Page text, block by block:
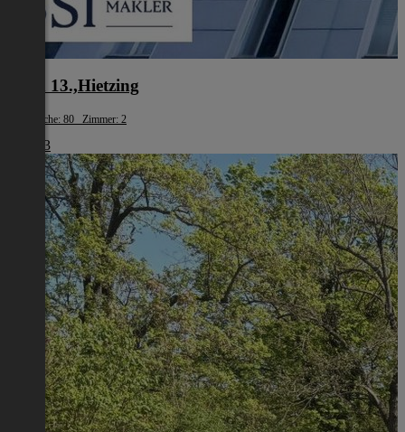
Wien 13.,Hietzing
Wohnfläche: 80 Zimmer: 2
€ 1.493